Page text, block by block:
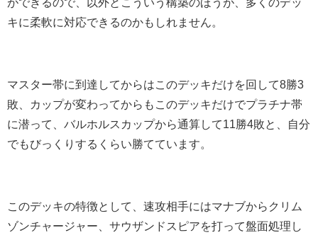
ができるので、以外とこういう構築のほうが、多くのデッ
キに柔軟に対応できるのかもしれません。
マスター帯に到達してからはこのデッキだけを回して8勝3
敗、カップが変わってからもこのデッキだけでプラチナ帯
に潜って、バルホルスカップから通算して11勝4敗と、自分
でもびっくりするくらい勝てています。
このデッキの特徴として、速攻相手にはマナブからクリム
ゾンチャージャー、サウザンドスピアを打って盤面処理し